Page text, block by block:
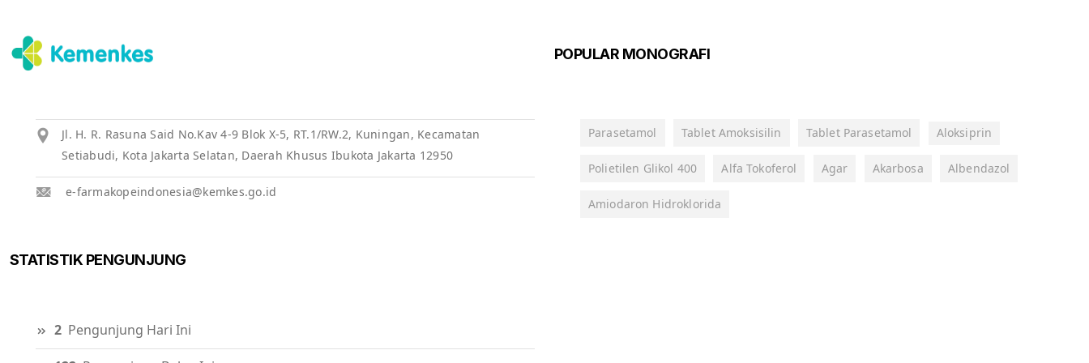
Jl. H. R. Rasuna Said No.Kav 4-9 Blok X-5, RT.1/RW.2, Kuningan, Kecamatan
Setiabudi, Kota Jakarta Selatan, Daerah Khusus Ibukota Jakarta 12950
e-farmakopeindonesia@kemkes.go.id
POPULAR MONOGRAFI
Parasetamol Tablet Amoksisilin Tablet Parasetamol Aloksiprin
Polietilen Glikol 400 Alfa Tokoferol Agar Akarbosa Albendazol
Amiodaron Hidroklorida
STATISTIK PENGUNJUNG
2 Pengunjung Hari Ini